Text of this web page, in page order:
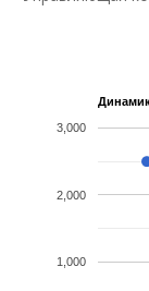
1,000
2,000
3,000